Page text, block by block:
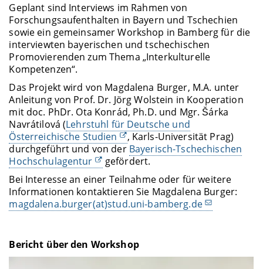
Geplant sind Interviews im Rahmen von
Forschungsaufenthalten in Bayern und Tschechien
sowie ein gemeinsamer Workshop in Bamberg für die
interviewten bayerischen und tschechischen
Promovierenden zum Thema „Interkulturelle
Kompetenzen“.
Das Projekt wird von Magdalena Burger, M.A. unter
Anleitung von Prof. Dr. Jörg Wolstein in Kooperation
mit doc. PhDr. Ota Konrád, Ph.D. und Mgr. Šárka
Navrátilová (Lehrstuhl für Deutsche und
Österreichische Studien
, Karls-Universität Prag)
durchgeführt und von der Bayerisch-Tschechischen
Hochschulagentur
gefördert.
Bei Interesse an einer Teilnahme oder für weitere
Informationen kontaktieren Sie Magdalena Burger:
magdalena.burger(at)stud.uni-bamberg.de
Bericht über den Workshop